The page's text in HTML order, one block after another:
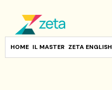
HOME IL MASTER ZETA ENGLISH